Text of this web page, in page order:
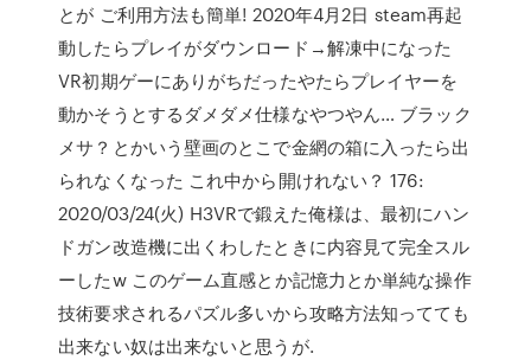
とが ご利用方法も簡単! 2020年4月2日 steam再起
動したらプレイがダウンロード→解凍中になった
VR初期ゲーにありがちだったやたらプレイヤーを
動かそうとするダメダメ仕様なやつやん… ブラック
メサ？とかいう壁画のとこで金網の箱に入ったら出
られなくなった これ中から開けれない？ 176:
2020/03/24(火) H3VRで鍛えた俺様は、最初にハン
ドガン改造機に出くわしたときに内容見て完全スル
ーしたw このゲーム直感とか記憶力とか単純な操作
技術要求されるパズル多いから攻略方法知ってても
出来ない奴は出来ないと思うが.